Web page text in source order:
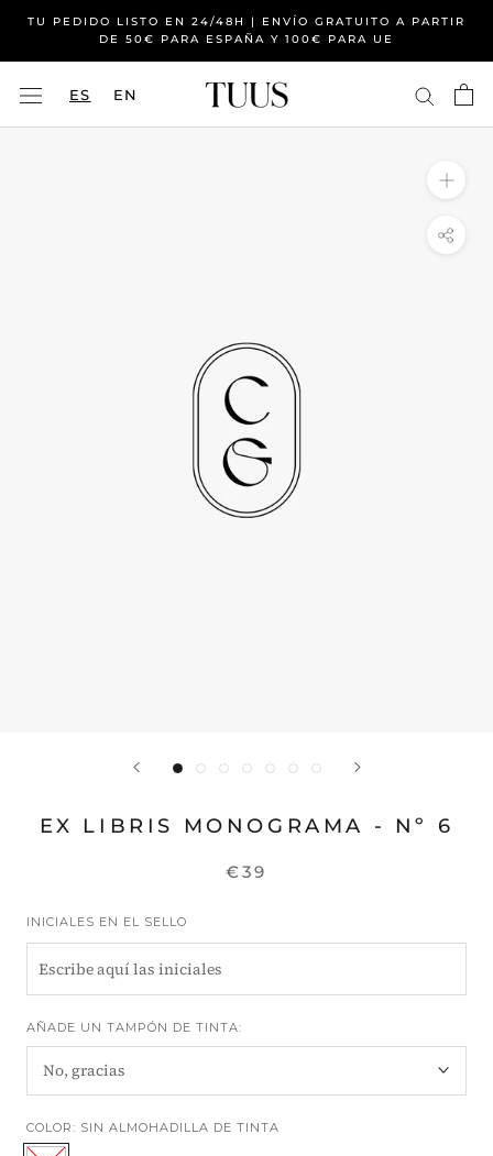
contenido
TU PEDIDO LISTO EN 24/48H | ENVÍO GRATUITO A PARTIR
DE 50€ PARA ESPAÑA Y 100€ PARA UE
ES EN
EX LIBRIS MONOGRAMA - Nº 6
€39
INICIALES EN EL SELLO
AÑADE UN TAMPÓN DE TINTA:
No, gracias
COLOR: SIN ALMOHADILLA DE TINTA